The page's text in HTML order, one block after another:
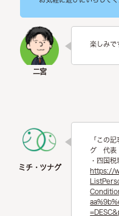
楽しみで
「この
グ 代表
・四国
https://